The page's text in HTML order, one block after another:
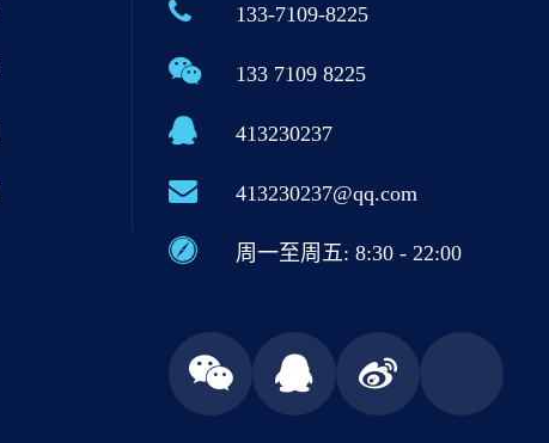
133-7109-8225
133 7109 8225
413230237
413230237@qq.com
周一至周五: 8:30 - 22:00